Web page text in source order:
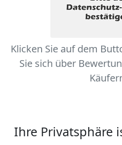
Klicken Sie auf dem
Sie sich über
Ihre Privatsphäre